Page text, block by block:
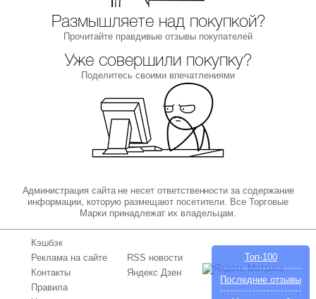
Размышляете над покупкой?
Прочитайте правдивые отзывы покупателей
Уже совершили покупку?
Поделитесь своими впечатлениями
Администрация сайта не несет ответственности за содержание
информации, которую размещают посетители. Все Торговые
Марки принадлежат их владельцам.
Кэшбэк
Реклама на сайте
Контакты
Правила
RSS новости
Яндекс Дзен
Топ-100
Последние отзывы